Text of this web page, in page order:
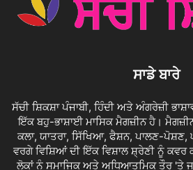
ਸਾਡੇ ਬਾਰੇ
ਸੱਚੀ ਸ਼ਿਕਸ਼ਾ ਪੰਜਾਬੀ, ਹਿੰਦੀ ਅਤੇ ਅੰਗਰੇਜ਼ੀ
ਇੱਕ ਬਹੁ-ਭਾਸ਼ਾਈ ਮਾਸਿਕ ਮੈਗਜ਼ੀਨ ਹੈ।
ਕਲਾ, ਯਾਤਰਾ, ਸਿੱਖਿਆ, ਫੈਸ਼ਨ, ਪਾਲਣ-
ਵਰਗੇ ਵਿਸ਼ਿਆਂ ਦੀ ਇੱਕ ਵਿਸ਼ਾਲ ਸ਼੍ਰੇਣੀ ਨੂੰ ਕਵਰ
ਲੋਕਾਂ ਨੂੰ ਸਮਾਜਿਕ ਅਤੇ ਅਧਿਆਤਮਿਕ ਤੌਰ 'ਤੇ